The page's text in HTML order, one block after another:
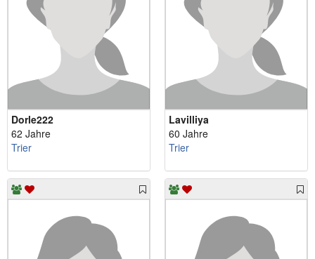
Dorle222
62 Jahre
Trier
Lavilliya
60 Jahre
Trier